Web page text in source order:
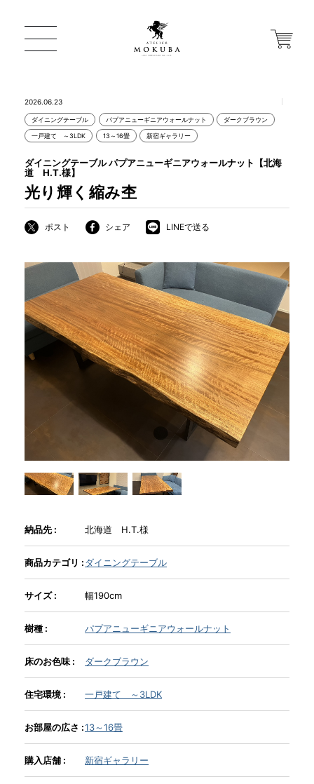
ONLINE STORE
一枚板 ATELIER MOKUBA HOME
MOKUBA について
商品情報
直営店
イベント
WEBカタログ
全商品一覧
新入荷情報
INFORMATION
MOKUBA CHANNEL
よくあるご質問
2026.06.23
ダイニングテーブル パプアニューギニアウォールナット ダークブラウン
一戸建て ～3LDK 13～16畳 新宿ギャラリー
光り輝く縮み杢
ダイニングテーブル パプアニューギニアウォールナット【北海
道 H.T.様】
ポスト シェア LINEで送る
納品先 : 北海道 H.T.様
商品カテゴリ :ダイニングテーブル
サイズ : 幅190cm
樹種 : パプアニューギニアウォールナット
床のお色味 : ダークブラウン
住宅環境 : 一戸建て ～3LDK
お部屋の広さ :13～16畳
購入店舗 : 新宿ギャラリー